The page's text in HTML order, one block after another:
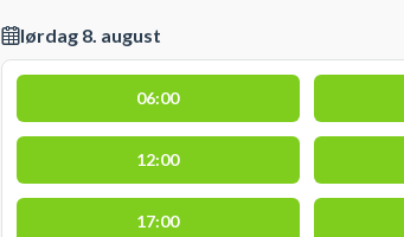
lørdag 8. august
06:00
12:00
17:00